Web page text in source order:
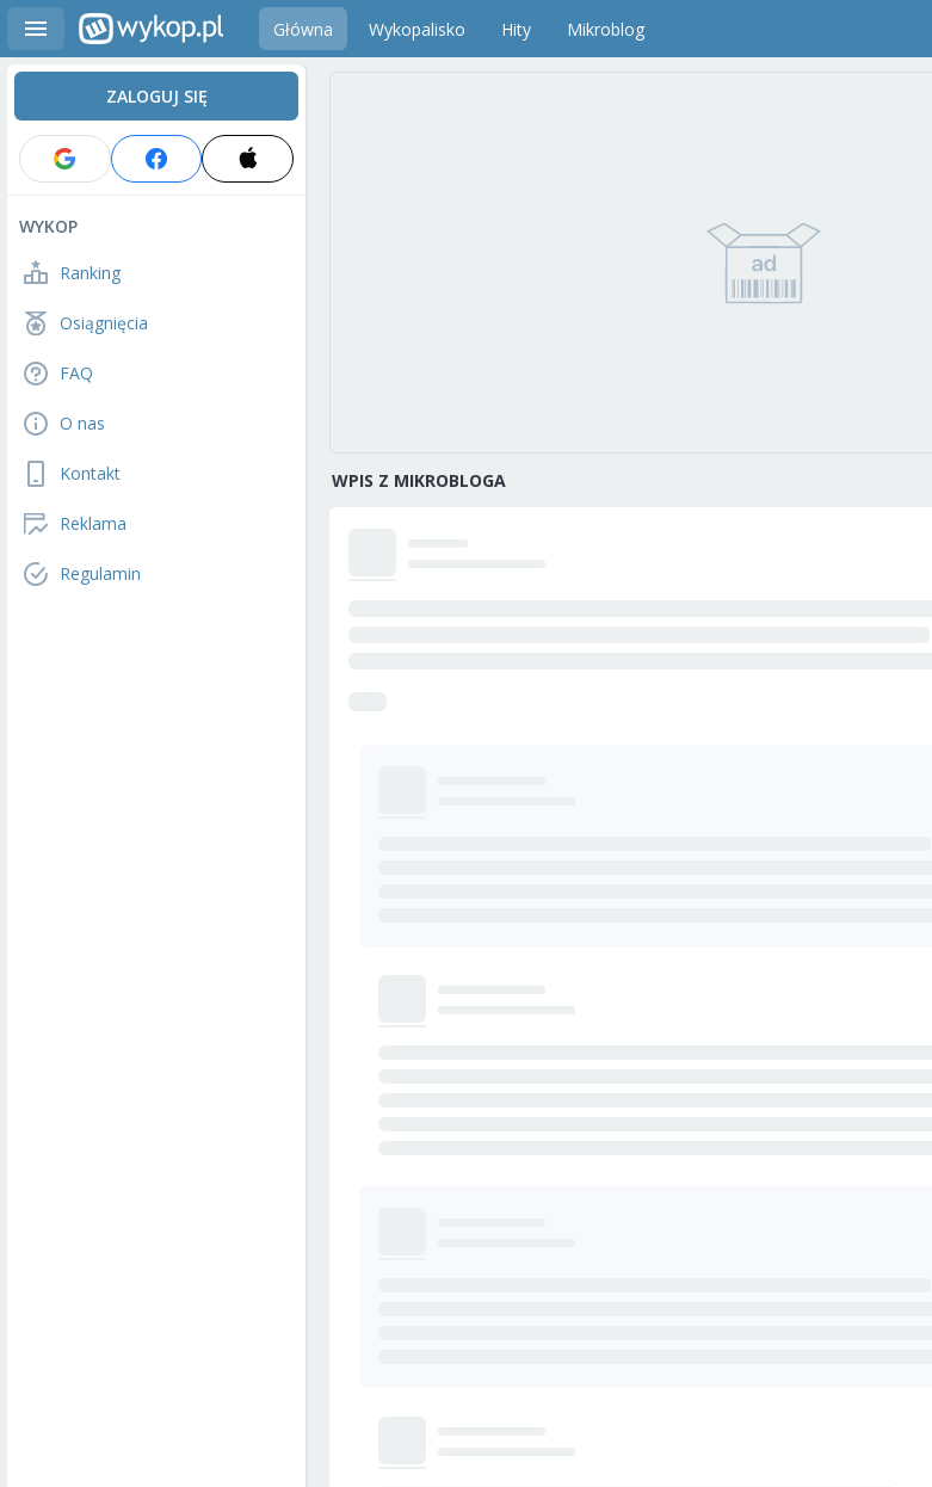
Główna Wykopalisko Hity Mikroblog
ZALOGUJ SIĘ
WYKOP
Ranking
Osiągnięcia
FAQ
O nas
Kontakt
Reklama
Regulamin
WPIS Z MIKROBLOGA